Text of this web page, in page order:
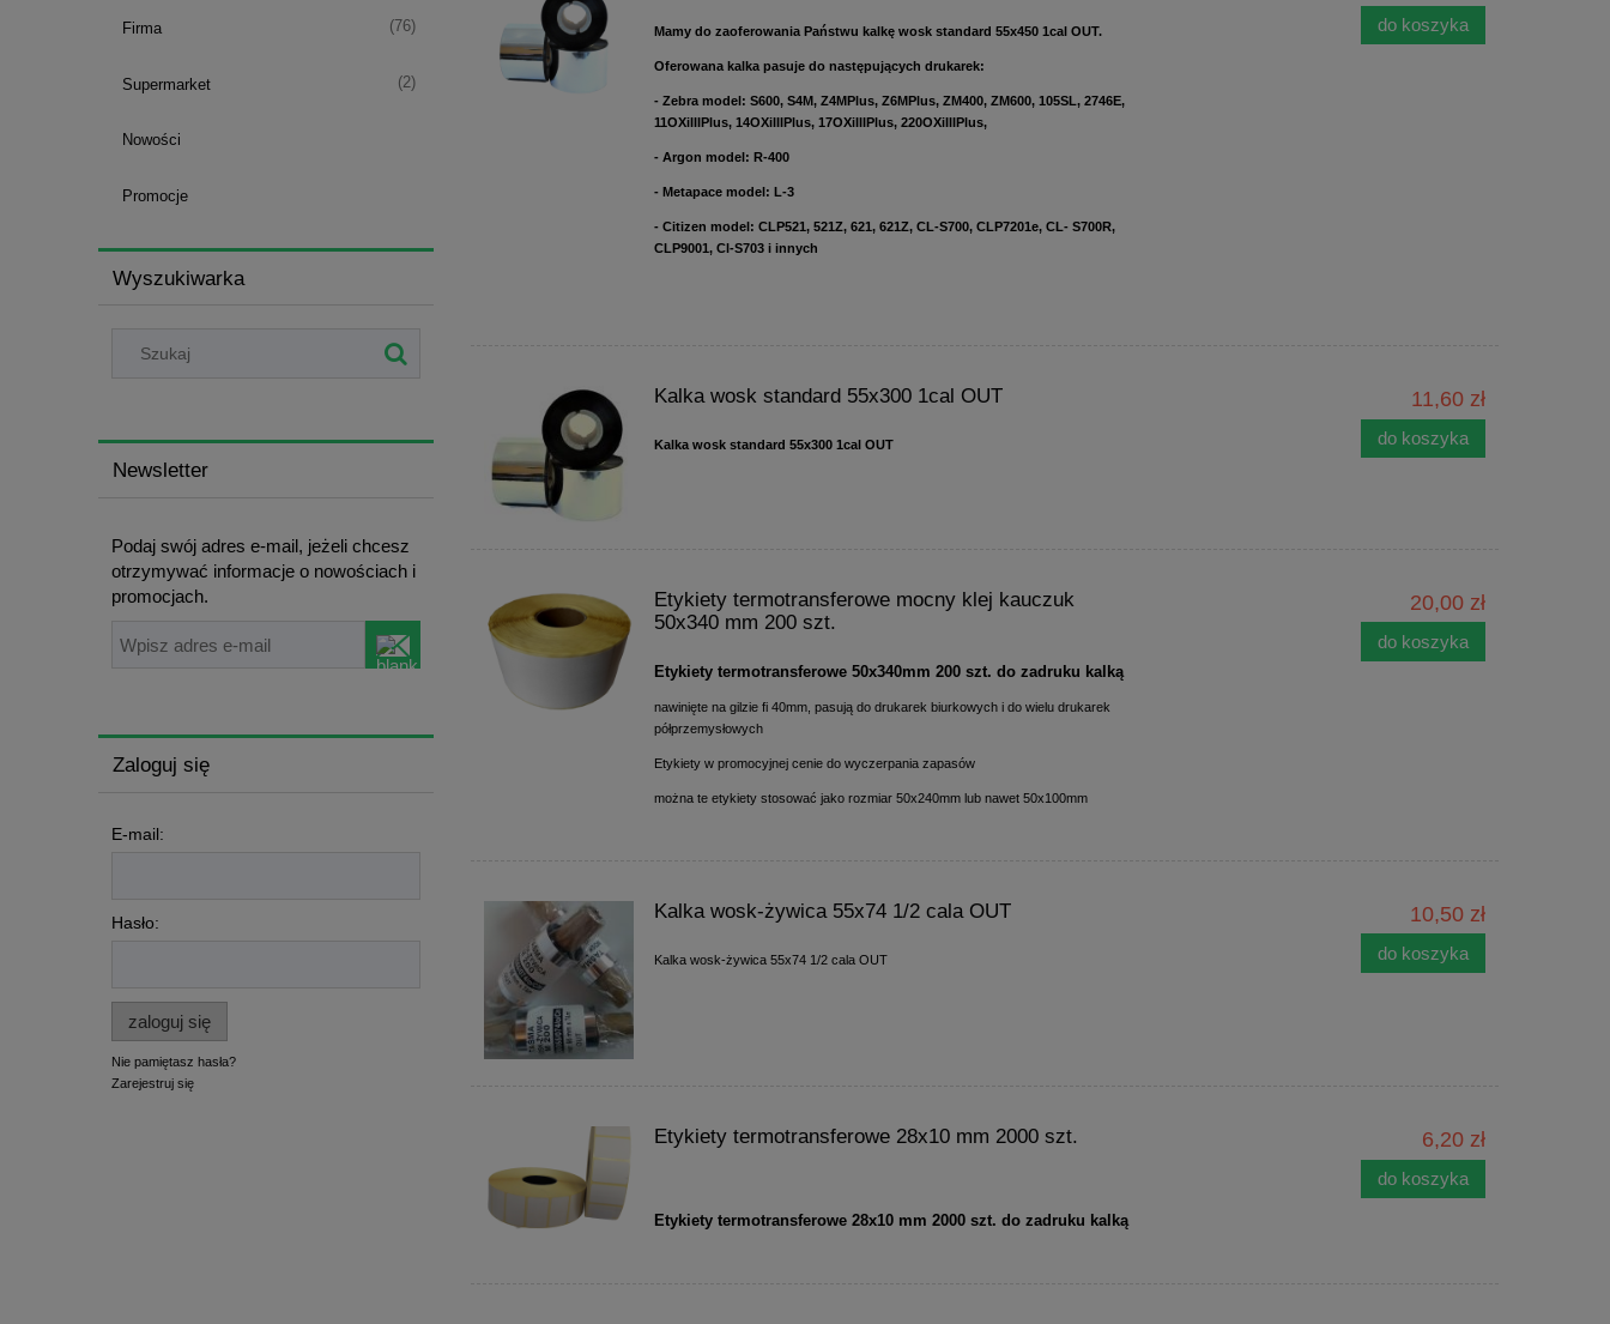
Firma (76)
Supermarket (2)
Nowości
Promocje
Wyszukiwarka
Newsletter
Podaj swój adres e-mail, jeżeli chcesz
otrzymywać informacje o nowościach i
promocjach.
Zaloguj się
E-mail:
Hasło:
zaloguj się
Nie pamiętasz hasła?
Zarejestruj się
Mamy do zaoferowania Państwu kalkę wosk standard 55x450 1cal OUT.
Oferowana kalka pasuje do następujących drukarek:
- Zebra model: S600, S4M, Z4MPlus, Z6MPlus, ZM400, ZM600, 105SL, 2746E,
11OXiIIIPlus, 14OXiIIIPlus, 17OXiIIIPlus, 220OXiIIIPlus,
- Argon model: R-400
- Metapace model: L-3
- Citizen model: CLP521, 521Z, 621, 621Z, CL-S700, CLP7201e, CL- S700R,
CLP9001, Cl-S703 i innych
do koszyka
Kalka wosk standard 55x300 1cal OUT
Kalka wosk standard 55x300 1cal OUT
11,60 zł
do koszyka
Etykiety termotransferowe mocny klej kauczuk
50x340 mm 200 szt.
Etykiety termotransferowe 50x340mm 200 szt. do zadruku kalką
nawinięte na gilzie fi 40mm, pasują do drukarek biurkowych i do wielu drukarek
półprzemysłowych
Etykiety w promocyjnej cenie do wyczerpania zapasów
można te etykiety stosować jako rozmiar 50x240mm lub nawet 50x100mm
20,00 zł
do koszyka
Kalka wosk-żywica 55x74 1/2 cala OUT
Kalka wosk-żywica 55x74 1/2 cala OUT
10,50 zł
do koszyka
Etykiety termotransferowe 28x10 mm 2000 szt.
Etykiety termotransferowe 28x10 mm 2000 szt. do zadruku kalką
6,20 zł
do koszyka